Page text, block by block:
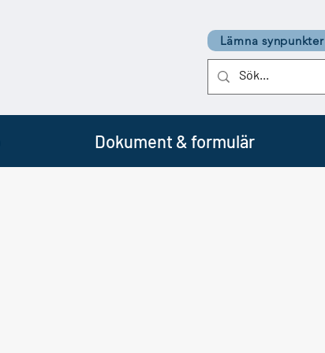
Lämna synpunkter
Dokument & formulär